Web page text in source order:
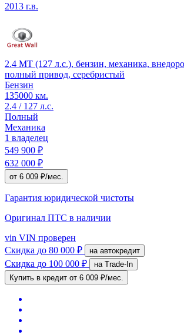
2013 г.в.
2.4 MT (127 л.с.), бензин, механика,
полный привод, серебристый
Бензин
135000 км.
2.4 / 127 л.с.
Полный
Механика
1 владелец
549 900 ₽
632 000 ₽
от 6 009 ₽/мес.
Гарантия юридической чистоты
Оригинал ПТС в наличии
vin VIN проверен
Скидка до 80 000 ₽ на автокредит
Скидка до 100 000 ₽
на Trade-In
Купить в кредит от 6 009 ₽/мес.